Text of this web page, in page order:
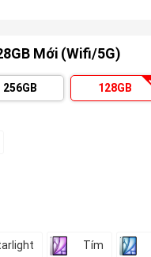
Mới (Wifi/5G)
256GB 128GB
Tím